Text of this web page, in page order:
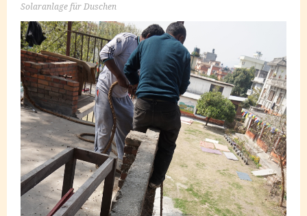
Solaranlage für Duschen